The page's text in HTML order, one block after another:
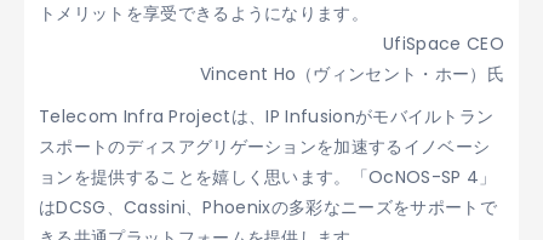
トメリットを享受できるようになります。
UfiSpace CEO
Vincent Ho（ヴィンセント・ホー）氏
Telecom Infra Projectは、IP Infusionがモバイルトラン
スポートのディスアグリゲーションを加速するイノベーシ
ョンを提供することを嬉しく思います。「OcNOS-SP 4」
はDCSG、Cassini、Phoenixの多彩なニーズをサポートで